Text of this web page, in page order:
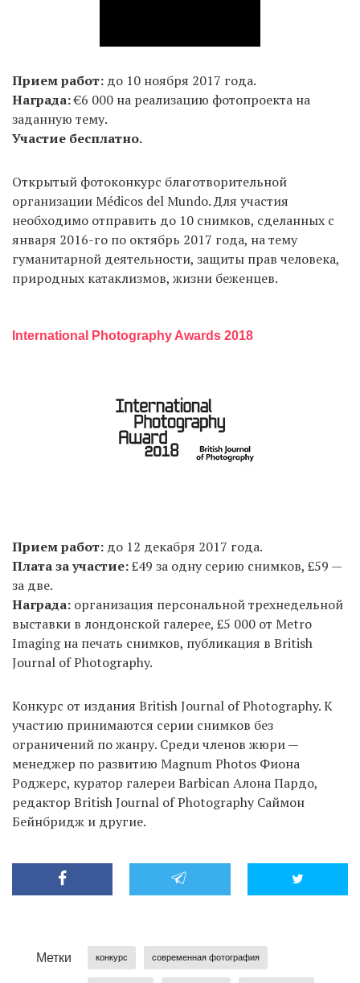
Прием работ: до 10 ноября 2017 года.
Награда:€6 000 на реализацию фотопроекта на
заданную тему.
Участие бесплатно.
Открытый фотоконкурс благотворительной
организации Médicos del Mundo. Для участия
необходимо отправить до 10 снимков, сделанных с
января 2016-го по октябрь 2017 года, на тему
гуманитарной деятельности, защиты прав человека,
природных катаклизмов, жизни беженцев.
International Photography Awards 2018
Прием работ: до 12 декабря 2017 года.
Плата за участие:£49 за одну серию снимков, £59 —
за две.
Награда: организация персональной трехнедельной
выставки в лондонской галерее, £5 000 от Metro
Imaging на печать снимков, публикация в British
Journal of Photography.
Конкурс от издания British Journal of Photography. К
участию принимаются серии снимков без
ограничений по жанру. Среди членов жюри —
менеджер по развитию Magnum Photos Фиона
Роджерс, куратор галереи Barbican Алона Пардо,
редактор British Journal of Photography Саймон
Бейнбридж и другие.
Метки конкурс современная фотография